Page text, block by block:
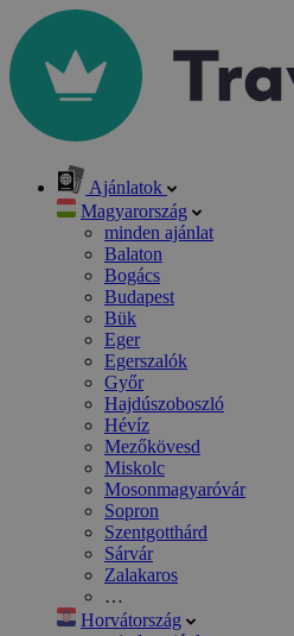
Ajánlatok
Magyarország
minden ajánlat
Balaton
Bogács
Budapest
Bük
Eger
Egerszalók
Győr
Hajdúszoboszló
Hévíz
Mezőkövesd
Miskolc
Mosonmagyaróvár
Sopron
Szentgotthárd
Sárvár
Zalakaros
…
Horvátország